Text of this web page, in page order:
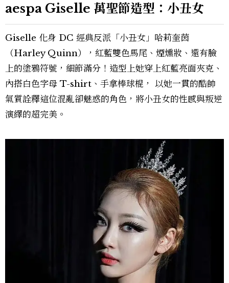
aespa Giselle 萬聖節造型：小丑女
Giselle 化身 DC 經典反派「小丑女」哈莉奎茵
（Harley Quinn），紅藍雙色馬尾、煙燻妝、還有臉
上的塗鴉符號，細節滿分！造型上她穿上紅藍亮面夾克、
內搭白色字母 T-shirt、手拿棒球棍， 以她一貫的酷帥
氣質詮釋這位混亂卻魅惑的角色，將小丑女的性感與叛逆
演繹的超完美。